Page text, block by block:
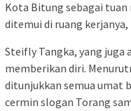
Kota Bitung sebagai tuan
ditemui di ruang kerjanya,
Steifly Tangka, yang juga
memberikan diri.
ditunjukkan semua umat
cermin slogan Torang